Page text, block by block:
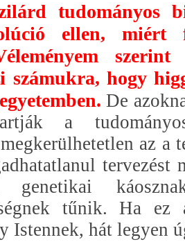
tudományos
ellen, miért
számukra, hogy
De
a
az a
tervezést
genetikai
tűnik. Ha
Istennek, hát legyen